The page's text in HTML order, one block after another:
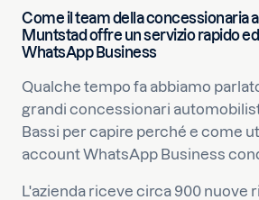
Come il team della concessionaria
Muntstad offre un servizio rapido
WhatsApp Business
Qualche tempo fa abbiamo
grandi concessionari
Bassi per capire perché e come
account WhatsApp Business
L'azienda riceve circa 900 nuove